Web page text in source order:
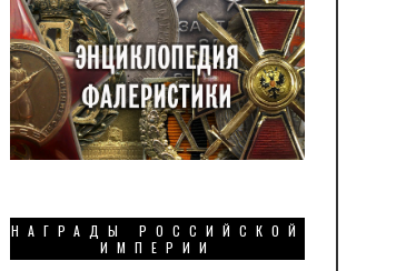
НАГРАДЫ РОССИЙСКОЙ
ИМПЕРИИ